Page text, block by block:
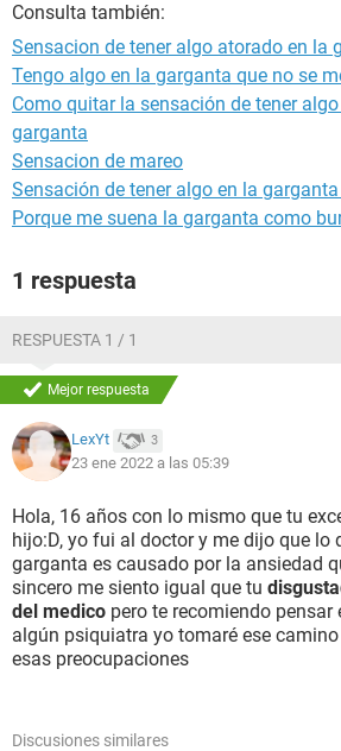
cuando me da depresion no ne quieren
pongo, ya que gracias a esto q siento
tenido varios ataques de depresion muy
Consulta también:
Sensacion de tener algo atorado en la
Tengo algo en la garganta que no se
Como quitar la sensación de tener
garganta
Sensacion de mareo
Sensación de tener algo en la
Porque me suena la garganta como
1 respuesta
RESPUESTA 1 / 1
Mejor respuesta
LexYt 3
23 ene 2022 a las 05:39
Hola, 16 años con lo mismo que tu
hijo:D, yo fui al doctor y me dijo que lo
garganta es causado por la ansiedad
sincero me siento igual que tu
del medico pero te recomiendo pensar
algún psiquiatra yo tomaré ese
esas preocupaciones
Discusiones similares